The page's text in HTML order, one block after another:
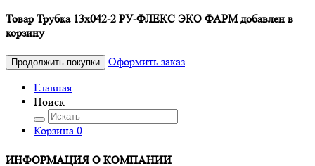
Товар Трубка 13х042-2 РУ-ФЛЕКС ЭКО ФАРМ добавлен в
корзину
Продолжить покупки
Оформить заказ
Главная
Поиск
Корзина 0
ИНФОРМАЦИЯ О КОМПАНИИ